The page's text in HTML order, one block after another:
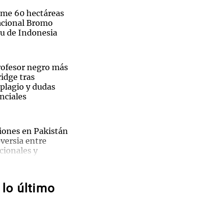
60 hectáreas
Bromo
de Indonesia
negro más
tras
y dudas
en Pakistán
entre
y
en el
lo último
a una
Groenlandia